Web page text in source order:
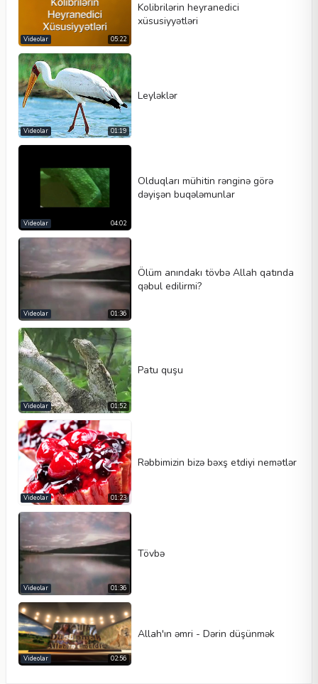
05:22
Videolar
Kolibrilərin heyranedici
xüsusiyyətləri
01:19
Videolar
Leyləklər
04:02
Videolar
Olduqları mühitin rənginə görə
dəyişən buqələmunlar
01:36
Videolar
Ölüm anındakı tövbə Allah qatında
qəbul edilirmi?
01:52
Videolar
Patu quşu
01:23
Videolar
Rəbbimizin bizə bəxş etdiyi nemətlər
01:36
Videolar
Tövbə
02:56
Videolar
Allah'ın əmri - Dərin düşünmək